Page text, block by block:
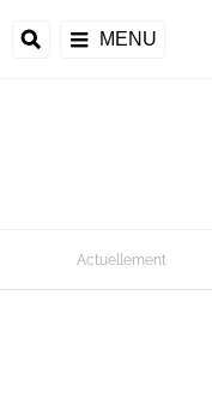
MENU
Actuellement